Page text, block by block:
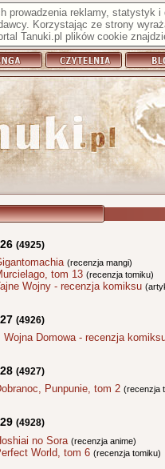
prowadzenia reklamy, statystyk
Korzystając ze strony
Tanuki.pl plików cookie
(4925)
(recenzja mangi)
tom 13 (recenzja tomiku)
Wojny - recenzja komiksu
(4926)
II Wojna Domowa - recenzja
(4927)
Punpunie, tom 2 (recenzja
(4928)
no Sora (recenzja anime)
World, tom 6 (recenzja tomiku)